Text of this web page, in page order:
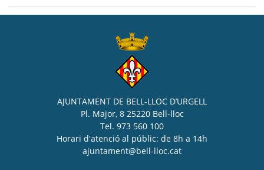
AJUNTAMENT DE BELL-LLOC D’URGELL
Pl. Major, 8 25220 Bell-lloc
Tel. 973 560 100
Horari d'atenció al públic: de 8h a 14h
ajuntament@bell-lloc.cat